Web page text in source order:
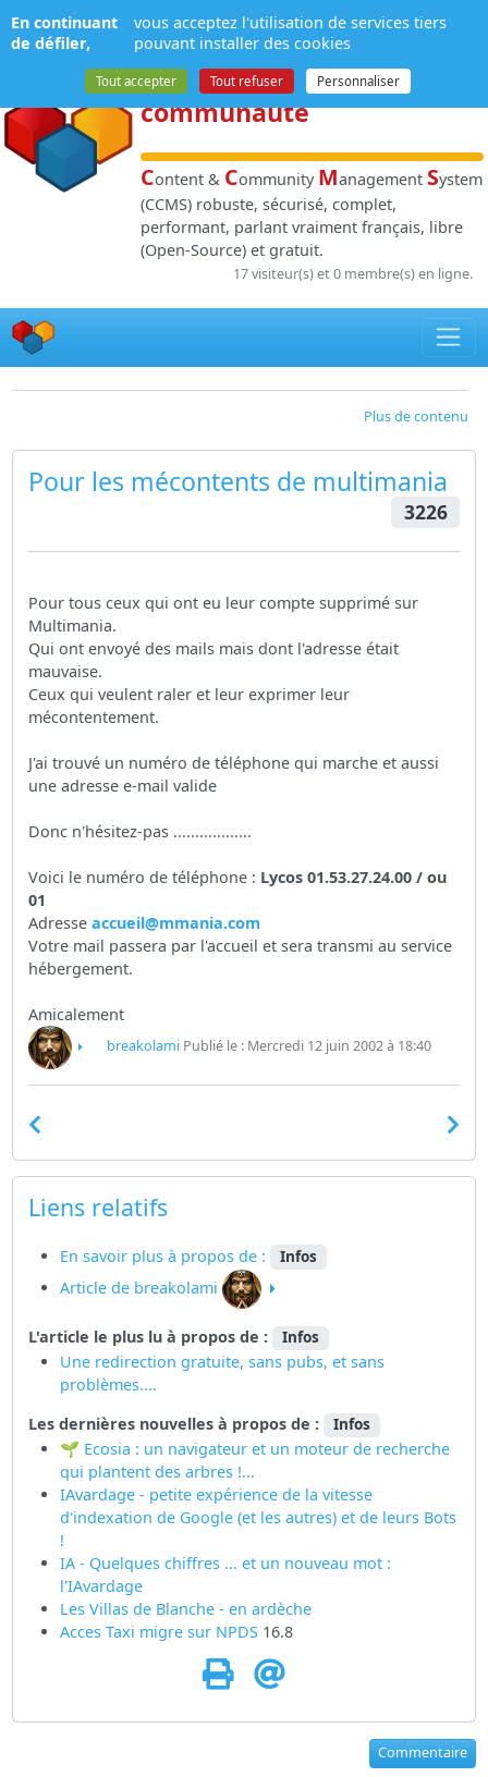
NPDS:Gestion de
contenuet de
communauté
Content & Community Management System
(CCMS) robuste, sécurisé, complet,
performant, parlant vraiment français, libre
(Open-Source) et gratuit.
17 visiteur(s) et 0 membre(s) en ligne.
Plus de contenu
Pour les mécontents de multimania
3226
Pour tous ceux qui ont eu leur compte supprimé sur
Multimania.
Qui ont envoyé des mails mais dont l'adresse était
mauvaise.
Ceux qui veulent raler et leur exprimer leur
mécontentement.
J'ai trouvé un numéro de téléphone qui marche et aussi
une adresse e-mail valide
Donc n'hésitez-pas ..................
Voici le numéro de téléphone : Lycos 01.53.27.24.00 / ou
01
Adresseaccueil@mmania.com
Votre mail passera par l'accueil et sera transmi au service
hébergement.
Amicalement
breakolamiPublié le : Mercredi 12 juin 2002 à 18:40
Liens relatifs
En savoir plus à propos de : Infos
Article de breakolami
L'article le plus lu à propos de : Infos
Une redirection gratuite, sans pubs, et sans
problèmes....
Les dernières nouvelles à propos de :
Infos
🌱 Ecosia : un navigateur et un moteur de recherche
qui plantent des arbres !...
IAvardage - petite expérience de la vitesse
d'indexation de Google (et les autres) et de leurs Bots
!
IA - Quelques chiffres ... et un nouveau mot :
l'IAvardage
Les Villas de Blanche - en ardèche
Acces Taxi migre sur NPDS16.8
Commentaire
Panneau de gestion des cookies
En continuant
de défiler,
vous acceptez l'utilisation de services tiers
pouvant installer des cookies
Tout accepter Tout refuser Personnaliser